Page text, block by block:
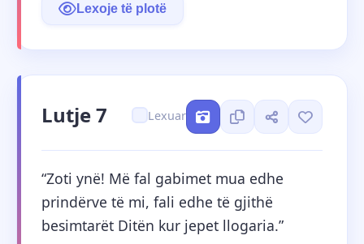
Lexoje të plotë
Lutje 7 Lexuar
“Zoti ynë! Më fal gabimet mua edhe
prindërve të mi, fali edhe të gjithë
besimtarët Ditën kur jepet llogaria.”